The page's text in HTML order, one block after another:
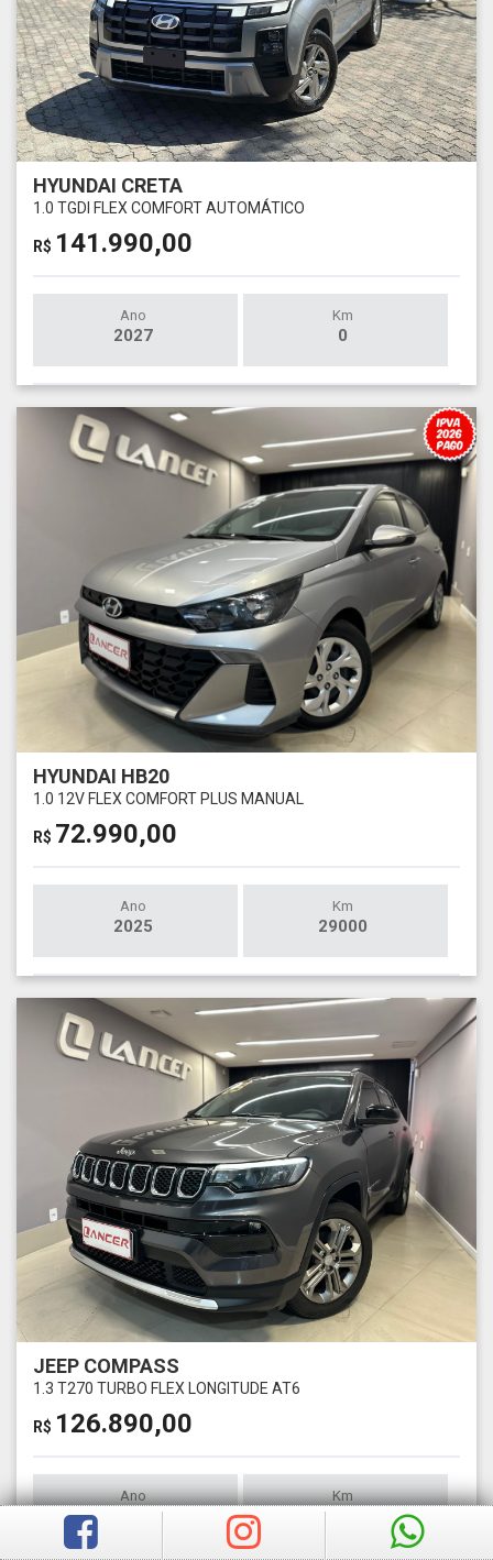
HYUNDAI CRETA
1.0 TGDI FLEX COMFORT AUTOMÁTICO
R$ 141.990,00
Ano
2027
Km
0
HYUNDAI HB20
1.0 12V FLEX COMFORT PLUS MANUAL
R$ 72.990,00
Ano
2025
Km
29000
JEEP COMPASS
1.3 T270 TURBO FLEX LONGITUDE AT6
R$ 126.890,00
Ano Km
49526